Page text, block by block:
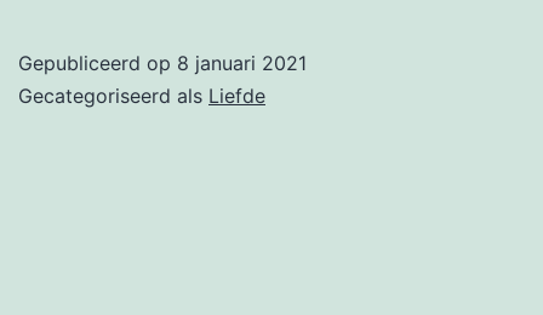
liefde
Gepubliceerd op 8 januari 2021
Gecategoriseerd als Liefde